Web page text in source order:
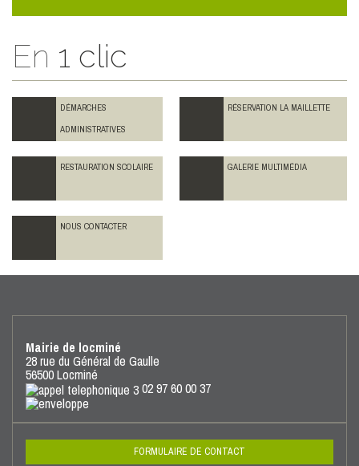
En 1 clic
DÉMARCHES
ADMINISTRATIVES
RÉSERVATION LA MAILLETTE
RESTAURATION SCOLAIRE GALERIE MULTIMÉDIA
NOUS CONTACTER
Mairie de locminé
28 rue du Général de Gaulle
56500 Locminé
02 97 60 00 37
FORMULAIRE DE CONTACT